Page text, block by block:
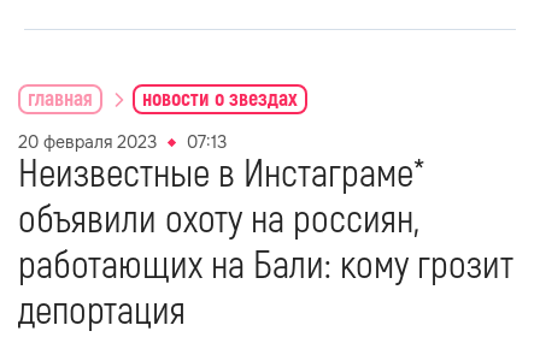
главная новости о звездах
20 февраля 2023 07:13
Неизвестные в Инстаграме*
объявили охоту на россиян,
работающих на Бали: кому грозит
депортация